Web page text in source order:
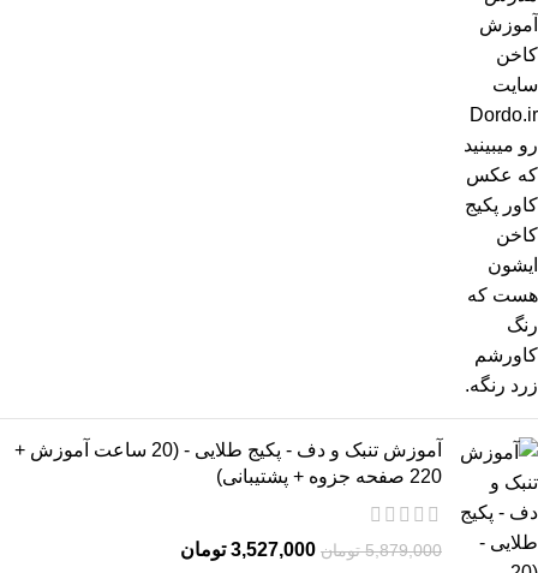
آموزش تنبک و دف - پکیج طلایی - (20 ساعت آموزش +
220 صفحه جزوه + پشتیبانی)
5,879,000 تومان 3,527,000 تومان